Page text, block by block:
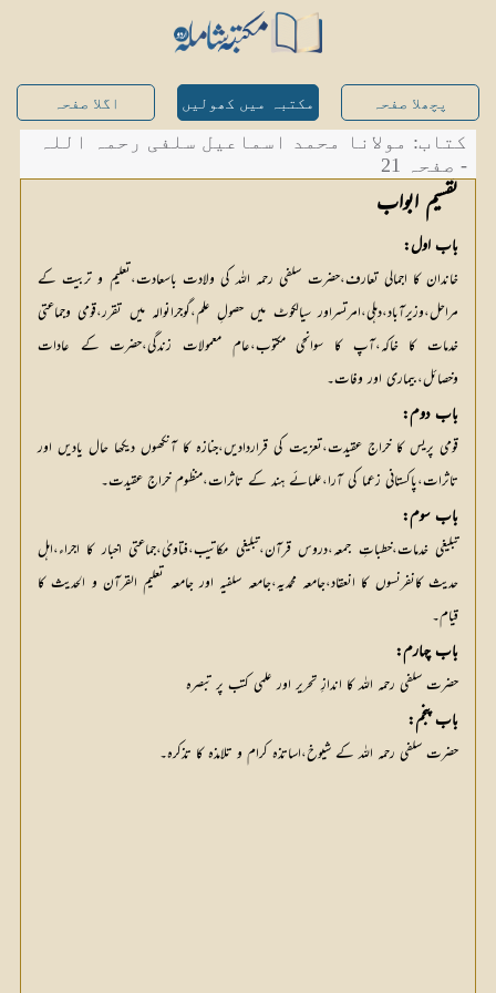
پچھلا صفحہ مکتبہ میں کھولیں اگلا صفحہ
کتاب: مولانا محمد اسماعیل سلفی رحمہ اللہ
- صفحہ 21
تقسیم ابواب
باب اول:
خاندان کا اجمالی تعارف،حضرت سلفی رحمہ اللہ کی ولادت باسعادت،تعلیم و تربیت کے
مراحل،وزیرآباد،دہلی،امرتسراور سیالکوٹ میں حصولِ علم،گوجرانوالہ میں تقرر،قومی وجماعتی
خدمات کا خاکہ،آپ کا سوانحی مکتوب،عام معمولات زندگی،حضرت کے عادات
وخصائل،بیماری اور وفات۔
باب دوم:
قومی پریس کا خراج عقیدت،تعزیت کی قراردادیں،جنازہ کا آنکھوں دیکھا حال یادیں اور
تاثرات،پاکستانی زعما کی آرا،علمائے ہند کے تاثرات،منظوم خراج عقیدت۔
باب سوم:
تبلیغی خدمات،خطباتِ جمعہ،دروس قرآن،تبلیغی مکاتیب،فتاویٰ،جماعتی اخبار کا اجراء،اہل
حدیث کانفرنسوں کا انعقاد،جامعہ محمدیہ،جامعہ سلفیہ اور جامعہ تعلیم القرآن و الحدیث کا
قیام۔
باب چہارم:
حضرت سلفی رحمہ اللہ کا اندازِ تحریر اور علمی کتب پر تبصرہ
باب پنجم:
حضرت سلفی رحمہ اللہ کے شیوخ،اساتذہ کرام و تلامذہ کا تذکرہ۔